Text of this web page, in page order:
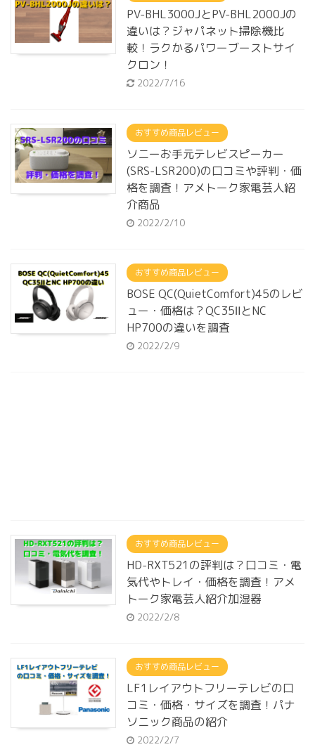
PV-BHL3000JとPV-BHL2000Jの
違いは？ジャパネット掃除機比
較！ラクかるパワーブーストサイ
クロン！
2022/7/16
おすすめ商品レビュー
ソニーお手元テレビスピーカー
(SRS-LSR200)の口コミや評判・価
格を調査！アメトーク家電芸人紹
介商品
2022/2/10
おすすめ商品レビュー
BOSE QC(QuietComfort)45のレビ
ュー・価格は？QC35ⅡとNC
HP700の違いを調査
2022/2/9
おすすめ商品レビュー
HD-RXT521の評判は？口コミ・電
気代やトレイ・価格を調査！アメ
トーク家電芸人紹介加湿器
2022/2/8
おすすめ商品レビュー
LF1レイアウトフリーテレビの口
コミ・価格・サイズを調査！パナ
ソニック商品の紹介
2022/2/7